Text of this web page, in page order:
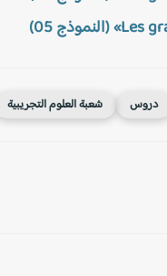
دروس شعبة العلوم التجريبية